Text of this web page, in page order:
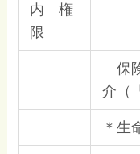
内 権
限
保
介（
＊生